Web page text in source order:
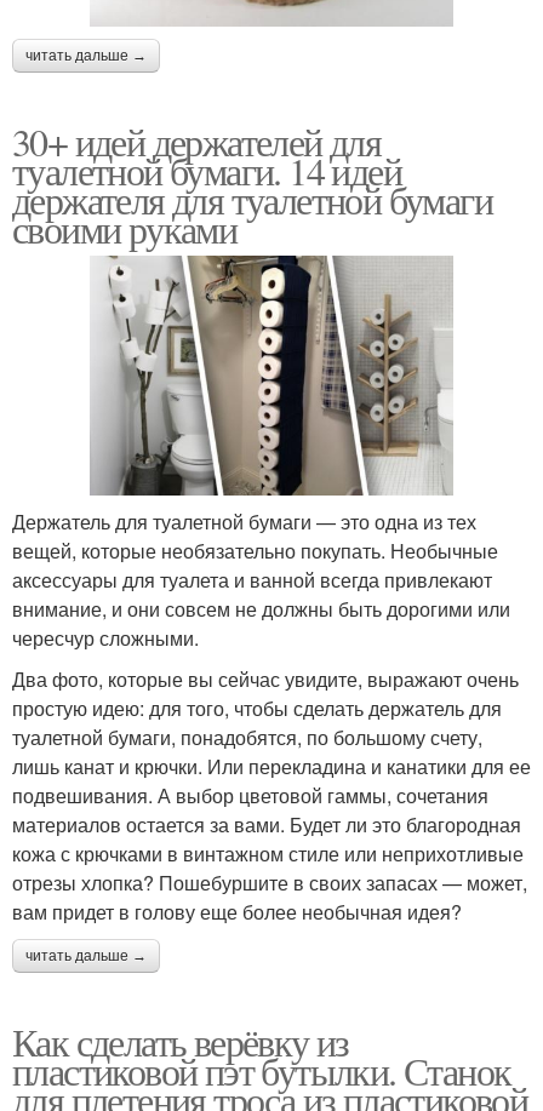
читать дальше →
30+ идей держателей для
туалетной бумаги. 14 идей
держателя для туалетной бумаги
своими руками
Держатель для туалетной бумаги — это одна из тех
вещей, которые необязательно покупать. Необычные
аксессуары для туалета и ванной всегда привлекают
внимание, и они совсем не должны быть дорогими или
чересчур сложными.
Два фото, которые вы сейчас увидите, выражают очень
простую идею: для того, чтобы сделать держатель для
туалетной бумаги, понадобятся, по большому счету,
лишь канат и крючки. Или перекладина и канатики для ее
подвешивания. А выбор цветовой гаммы, сочетания
материалов остается за вами. Будет ли это благородная
кожа с крючками в винтажном стиле или неприхотливые
отрезы хлопка? Пошебуршите в своих запасах — может,
вам придет в голову еще более необычная идея?
читать дальше →
Как сделать верёвку из
пластиковой пэт бутылки. Станок
для плетения троса из пластиковой